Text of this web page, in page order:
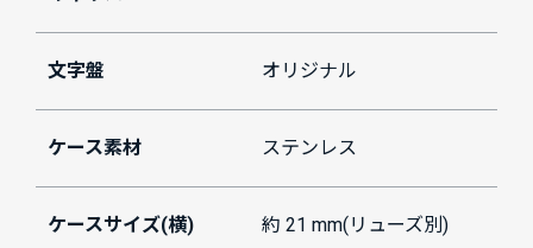
文字盤 オリジナル
ケース素材 ステンレス
ケースサイズ(横) 約 21 mm(リューズ別)